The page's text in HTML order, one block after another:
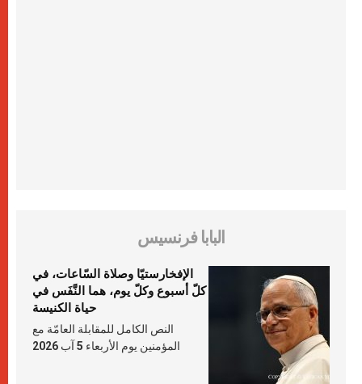
البابا فرنسيس
الإفخارستيّا وصلاة السّاعات، في
كلّ أسبوع وكلّ يوم، هما النَّفَس في
حياة الكنيسة
النص الكامل للمقابلة العامّة مع
المؤمنين يوم الأربعاء 5 آب 2026